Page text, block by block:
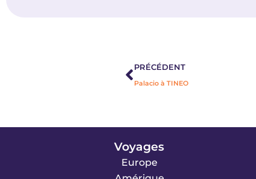
Précédent
PRÉCÉDENT
Palacio à TINEO
Voyages
Europe